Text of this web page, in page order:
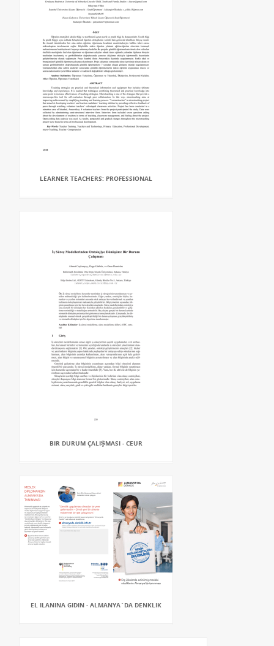
LEARNER TEACHERS: PROFESSIONAL
BIR DURUM ÇALIŞMASI - CEUR
EL ILANINA GIDIN - ALMANYA`DA DENKLIK